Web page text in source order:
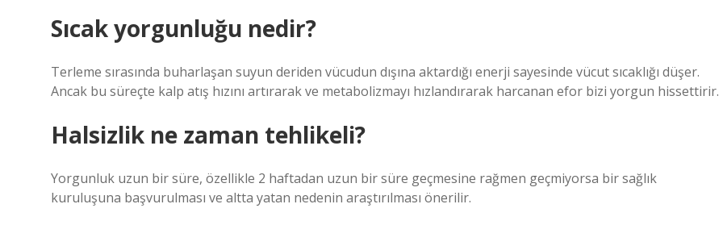
Sıcak yorgunluğu nedir?
Terleme sırasında buharlaşan suyun deriden vücudun dışına aktardığı enerji sayesinde vücut sıcaklığı düşer.
Ancak bu süreçte kalp atış hızını artırarak ve metabolizmayı hızlandırarak harcanan efor bizi yorgun hissettirir.
Halsizlik ne zaman tehlikeli?
Yorgunluk uzun bir süre, özellikle 2 haftadan uzun bir süre geçmesine rağmen geçmiyorsa bir sağlık
kuruluşuna başvurulması ve altta yatan nedenin araştırılması önerilir.